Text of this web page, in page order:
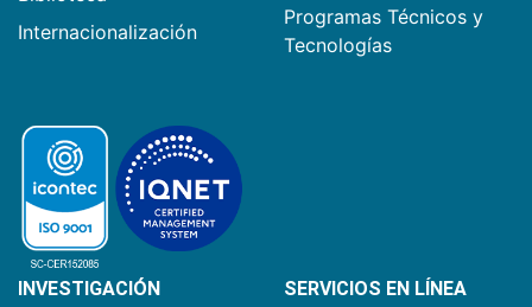
Internacionalización
Programas Técnicos y
Tecnologías
INVESTIGACIÓN SERVICIOS EN LÍNEA